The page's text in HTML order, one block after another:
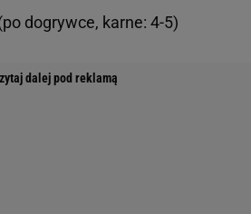
dogrywce, karne: 4-5)